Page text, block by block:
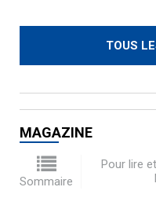
TOUS
MAGAZINE
Sommaire
Pour lire